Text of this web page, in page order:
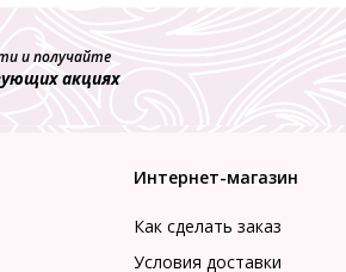
и получайте
акциях
Интернет-магазин
Как сделать заказ
Условия доставки